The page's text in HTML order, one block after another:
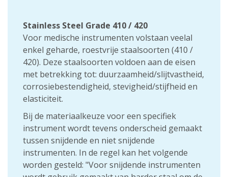
Stainless Steel Grade 410 / 420
Voor medische instrumenten volstaan veelal
enkel geharde, roestvrije staalsoorten (410 /
420). Deze staalsoorten voldoen aan de eisen
met betrekking tot: duurzaamheid/slijtvastheid,
corrosiebestendigheid, stevigheid/stijfheid en
elasticiteit.
Bij de materiaalkeuze voor een specifiek
instrument wordt tevens onderscheid gemaakt
tussen snijdende en niet snijdende
instrumenten. In de regel kan het volgende
worden gesteld: "Voor snijdende instrumenten